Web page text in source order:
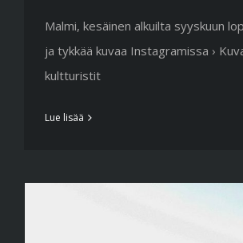
Malmi, kesäinen alkuilta syyskuun
ja tykkää kuvaa Instagramissa ›
kultturistit
Lue lisää